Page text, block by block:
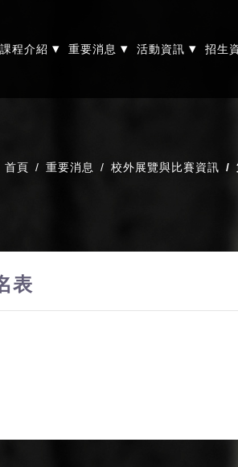
課程介紹 ▾ 重要消息 ▾ 活動資訊 ▾ 招生
首頁 重要消息 校外展覽與比賽資訊
表